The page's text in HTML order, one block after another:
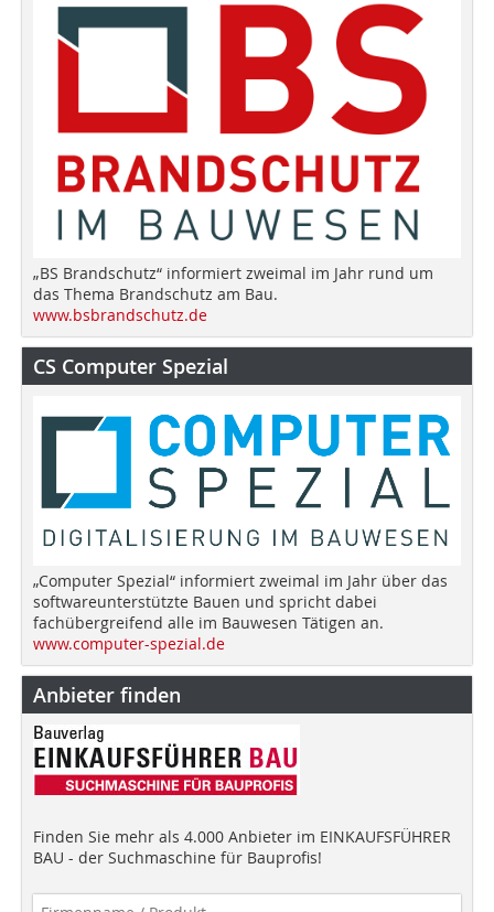
„BS Brandschutz“ informiert zweimal im Jahr rund um
das Thema Brandschutz am Bau.
www.bsbrandschutz.de
CS Computer Spezial
„Computer Spezial“ informiert zweimal im Jahr über das
softwareunterstützte Bauen und spricht dabei
fachübergreifend alle im Bauwesen Tätigen an.
www.computer-spezial.de
Anbieter finden
Finden Sie mehr als 4.000 Anbieter im EINKAUFSFÜHRER
BAU - der Suchmaschine für Bauprofis!